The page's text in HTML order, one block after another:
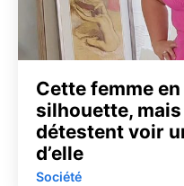
Cette femme
silhouette,
détestent voir
d’elle
Société